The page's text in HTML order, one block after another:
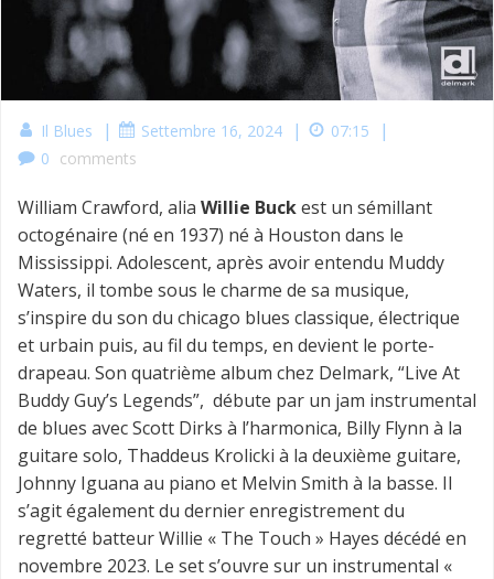
Il Blues | Settembre 16, 2024 | 07:15 |
0 comments
William Crawford, alia Willie Buckest un sémillant
octogénaire (né en 1937) né à Houston dans le
Mississippi. Adolescent, après avoir entendu Muddy
Waters, il tombe sous le charme de sa musique,
s’inspire du son du chicago blues classique, électrique
et urbain puis, au fil du temps, en devient le porte-
drapeau. Son quatrième album chez Delmark, “Live At
Buddy Guy’s Legends”, débute par un jam instrumental
de blues avec Scott Dirks à l’harmonica, Billy Flynn à la
guitare solo, Thaddeus Krolicki à la deuxième guitare,
Johnny Iguana au piano et Melvin Smith à la basse. Il
s’agit également du dernier enregistrement du
regretté batteur Willie « The Touch » Hayes décédé en
novembre 2023. Le set s’ouvre sur un instrumental «